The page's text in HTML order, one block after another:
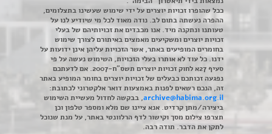
ככל שהופרו זכויות יוצרים על ידי שימוש שעשינו בתצלומים,
ההפרה נעשתה בתום לב. נודה מאוד לכל מי שיודיע לנו על
טעותנו ונתקנה מיד. אנו מכבדים את זכויותיהם של בעלי
זכויות יוצרים ומשקיעים מאמצים באיתורם לצורך שימוש
בחומרים המופיעים באתר, אשר הזכויות עליהן אינן ידועות על
ידנו. כל עוד לא אותרו בעלי הזכויות, השימוש נעשה על פי
סעיף 27א לחוק זכויות יוצרים תשס"ח-2007. אם לדעתכם
נפגעה זכותכם כבעלים של זכויות יוצרים בחומר המופיע באתר
זה, הנכם רשאים לפנות באמצעות דואר אלקטרוני לכתובת:
archive@habima.org.il, בבקשה לחדול מעשיית השימוש
ביצירה/מתן קרדיט. אנא ציינו שם מלא ומספר טלפון וכן
תצרפו צילום מסך וקישור לדף הרלוונטי באתר, על מנת שנוכל
לתקן את הדבר. תודה רבה.